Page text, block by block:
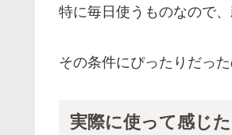
特に毎日使うものなので
その条件にぴったりだっ
実際に使って感じ